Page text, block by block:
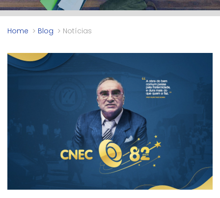
Home Blog Notícias